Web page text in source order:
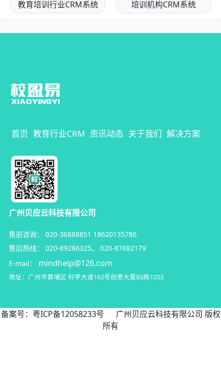
教育培训行业CRM系统 培训机构CRM系统
首页 教育行业CRM 资讯动态 关于我们 解决方案
广州贝应云科技有限公司
售前咨询： 020-36888851 18620135786
售后热线：
020-89286325、 020-87682179
E-mail：
mindhelp@126.com
地址：广州市黄埔区 科学大道162号创意大厦B3栋1203
备案号： 粤ICP备12058233号 广州贝应云科技有限公司 版权
所有